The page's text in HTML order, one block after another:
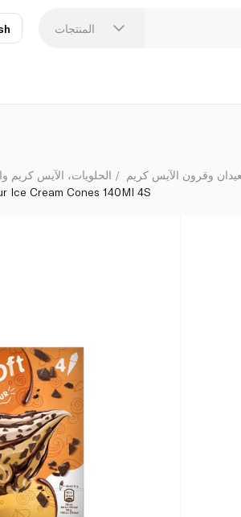
المنتجات
140Ml 4S
الحلويات، الآيس كريم
وقرون الآيس كريم
Ice Cream Cones 140Ml 4S